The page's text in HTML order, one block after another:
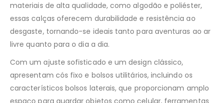
materiais de alta qualidade, como algodão e poliéster,
essas calças oferecem durabilidade e resistência ao
desgaste, tornando-se ideais tanto para aventuras ao ar
livre quanto para o dia a dia.
Com um ajuste sofisticado e um design clássico,
apresentam cós fixo e bolsos utilitários, incluindo os
característicos bolsos laterais, que proporcionam amplo